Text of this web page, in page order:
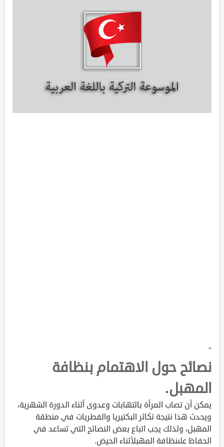
"
نصائح حول الاهتمام بنظافة
المهبل.
يمكن أن تصاب المرأة بالتهابات وعدوى أثناء الدورة الشهرية،
ويحدث هذا نتيجة تكاثر البكتيريا والفطريات في منطقة
المهبل، ولذلك يجب اتباع بعض النصائح التي تساعد في
الحفاظ علىنظافة المهبلأثناء الحيض.